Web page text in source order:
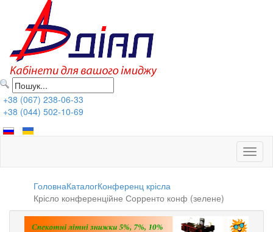
+38 (067) 238-06-33
+38 (044) 502-10-69
ГоловнаКаталогКонференц крісла
Крісло конференційне Сорренто конф (зелене)